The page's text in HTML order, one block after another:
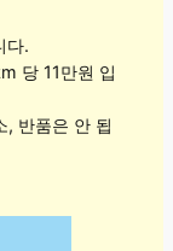
다.
당 11만원 입
, 반품은 안 됩